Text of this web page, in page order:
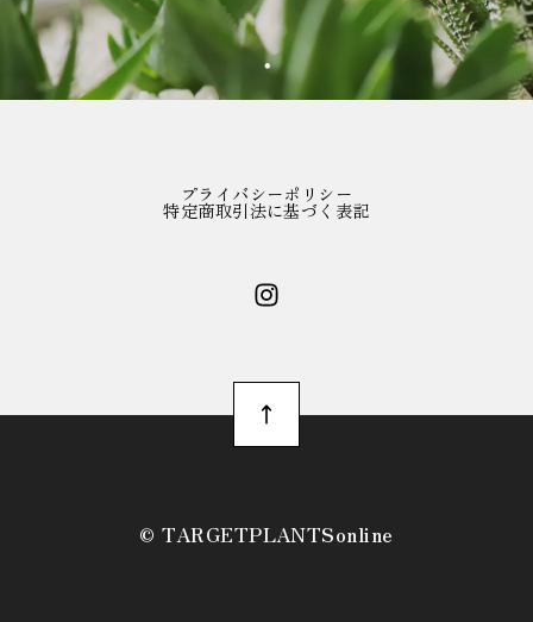
プライバシーポリシー
特定商取引法に基づく表記
©︎ TARGETPLANTSonline